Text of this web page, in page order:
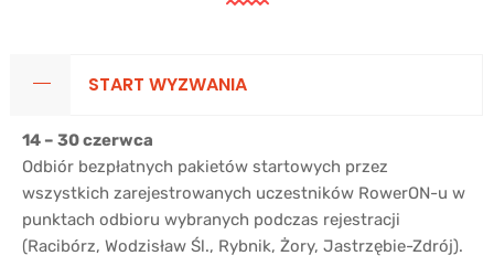
START WYZWANIA
14 – 30 czerwca
Odbiór bezpłatnych pakietów startowych przez
wszystkich zarejestrowanych uczestników RowerON-u w
punktach odbioru wybranych podczas rejestracji
(Racibórz, Wodzisław Śl., Rybnik, Żory, Jastrzębie-Zdrój).